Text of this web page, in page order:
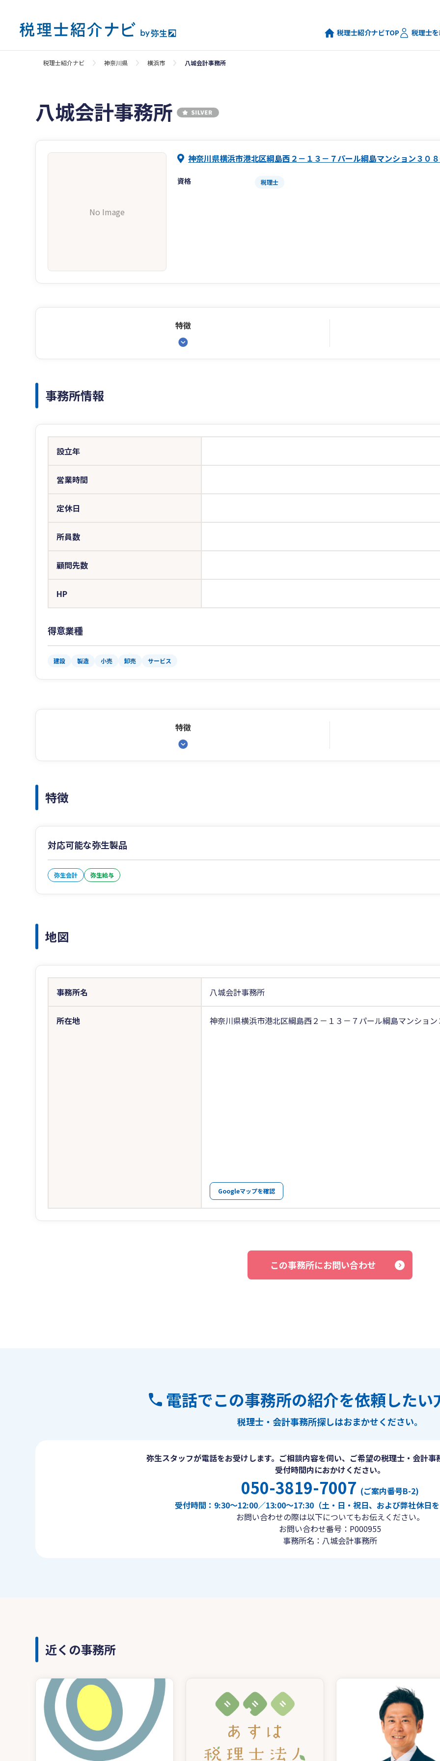
税理士紹介ナビTOP 税理士
税理士紹介ナビ 神奈川県 横浜市 八城会計事務所
八城会計事務所
No Image
神奈川県横浜市港北区綱島西２－１３－７パール綱島マンション３０
資格 税理士
特徴
事務所情報
設立年
営業時間
定休日
所員数
顧問先数
HP
得意業種
建設 製造 小売 卸売 サービス
特徴
特徴
対応可能な弥生製品
弥生会計 弥生給与
地図
事務所名 八城会計事務所
所在地 神奈川県横浜市港北区綱島西２－１３－７パール綱島マンショ
Googleマップを確認
この事務所にお問い合わせ
電話でこの事務所の紹介を依頼したい
税理士・会計事務所探しはおまかせください。
弥生スタッフが電話をお受けします。ご相談内容を伺い、ご希望の税理士・会計事
受付時間内におかけください。
050-3819-7007 (ご案内番号B-2)
受付時間：9:30〜12:00／13:00〜17:30（土・日・祝日、および弊社休日
お問い合わせの際は以下についてもお伝えください。
お問い合わせ番号：P000955
事務所名：八城会計事務所
近くの事務所